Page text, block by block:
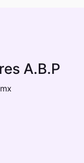
A.B.P
channel/